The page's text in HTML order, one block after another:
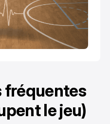
fréquentes
le jeu)